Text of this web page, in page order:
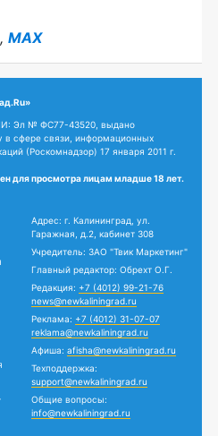
, MAX
Эл № ФС77-43520, выдано
в сфере связи, информационных
(Роскомнадзор) 17 января 2011 г.
для просмотра лицам младше 18 лет.
Адрес: г. Калининград, ул.
Гаражная, д.2, кабинет 308
Учредитель: ЗАО "Твик Маркетинг"
Главный редактор: Обрехт О.Г.
Редакция: +7 (4012) 99-21-76
news@newkaliningrad.ru
Реклама: +7 (4012) 31-07-07
reklama@newkaliningrad.ru
Афиша: afisha@newkaliningrad.ru
Техподдержка:
support@newkaliningrad.ru
Общие вопросы:
info@newkaliningrad.ru